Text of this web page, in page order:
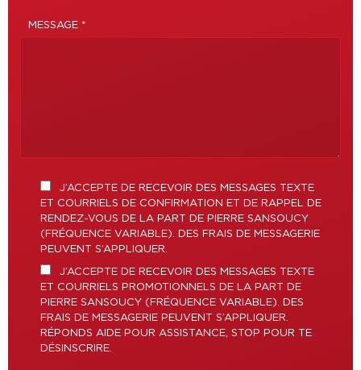
MESSAGE *
J’ACCEPTE DE RECEVOIR DES MESSAGES TEXTE
ET COURRIELS DE CONFIRMATION ET DE RAPPEL DE
RENDEZ-VOUS DE LA PART DE PIERRE SANSOUCY
(FRÉQUENCE VARIABLE). DES FRAIS DE MESSAGERIE
PEUVENT S’APPLIQUER.
J’ACCEPTE DE RECEVOIR DES MESSAGES TEXTE
ET COURRIELS PROMOTIONNELS DE LA PART DE
PIERRE SANSOUCY (FRÉQUENCE VARIABLE). DES
FRAIS DE MESSAGERIE PEUVENT S’APPLIQUER.
RÉPONDS AIDE POUR ASSISTANCE, STOP POUR TE
DÉSINSCRIRE.